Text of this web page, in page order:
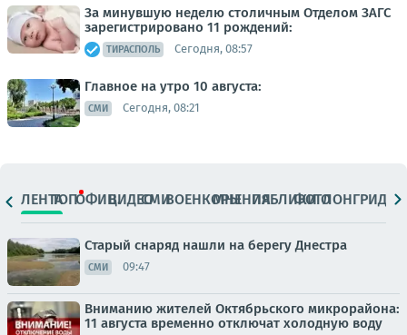
За минувшую неделю столичным Отделом ЗАГС
зарегистрировано 11 рождений:
ТИРАСПОЛЬ Сегодня, 08:57
Главное на утро 10 августа:
СМИ Сегодня, 08:21
ЛЕНТАТОПОФИЦ.ВИДЕОСМИВОЕНКОРЫМНЕНИЯПАБЛИКИ
ФОТОЛОНГРИДЫ
Старый снаряд нашли на берегу Днестра
СМИ 09:47
Вниманию жителей Октябрьского микрорайона:
11 августа временно отключат холодную воду